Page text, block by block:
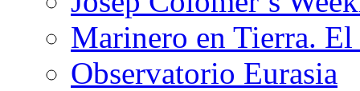
Marinero en Tierra.
Observatorio Eurasia